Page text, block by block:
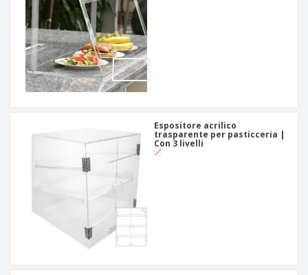
Espositore acrilico
trasparente per pasticceria |
Con 3 livelli